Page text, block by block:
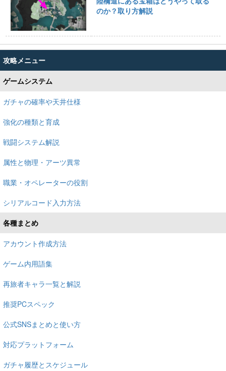
のか？取り方解説
攻略メニュー
ゲームシステム
ガチャの確率や天井仕様
強化の種類と育成
戦闘システム解説
属性と物理・アーツ異常
職業・オペレーターの役割
シリアルコード入力方法
各種まとめ
アカウント作成方法
ゲーム内用語集
再旅者キャラ一覧と解説
推奨PCスペック
公式SNSまとめと使い方
対応プラットフォーム
ガチャ履歴とスケジュール